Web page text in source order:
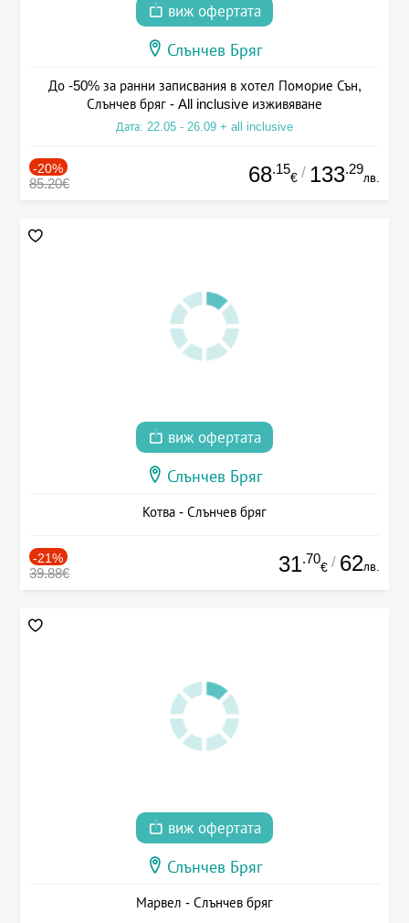
виж офертата
Слънчев Бряг
До -50% за ранни записвания в хотел Поморие Сън,
Слънчев бряг - All inclusive изживяване
Дата: 22.05 - 26.09 + all inclusive
-20%
85.20€ 68.15
€ / 133.29
лв.
виж офертата
Слънчев Бряг
Котва - Слънчев бряг
-21%
39.88€ 31.70
€ / 62лв.
виж офертата
Слънчев Бряг
Марвел - Слънчев бряг